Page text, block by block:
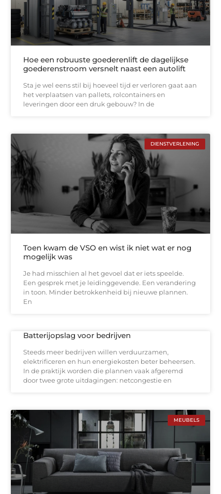
Hoe een robuuste goederenlift de dagelijkse
goederenstroom versnelt naast een autolift
Sta je wel eens stil bij hoeveel tijd er verloren gaat aan
het verplaatsen van pallets, rolcontainers en
leveringen door een druk gebouw? In de
DIENSTVERLENING
Toen kwam de VSO en wist ik niet wat er nog
mogelijk was
Je had misschien al het gevoel dat er iets speelde.
Een gesprek met je leidinggevende. Een verandering
in toon. Minder betrokkenheid bij nieuwe plannen.
En
Batterijopslag voor bedrijven
Steeds meer bedrijven willen verduurzamen,
elektrificeren en hun energiekosten beter beheersen.
In de praktijk worden die plannen vaak afgeremd
door twee grote uitdagingen: netcongestie en
MEUBELS